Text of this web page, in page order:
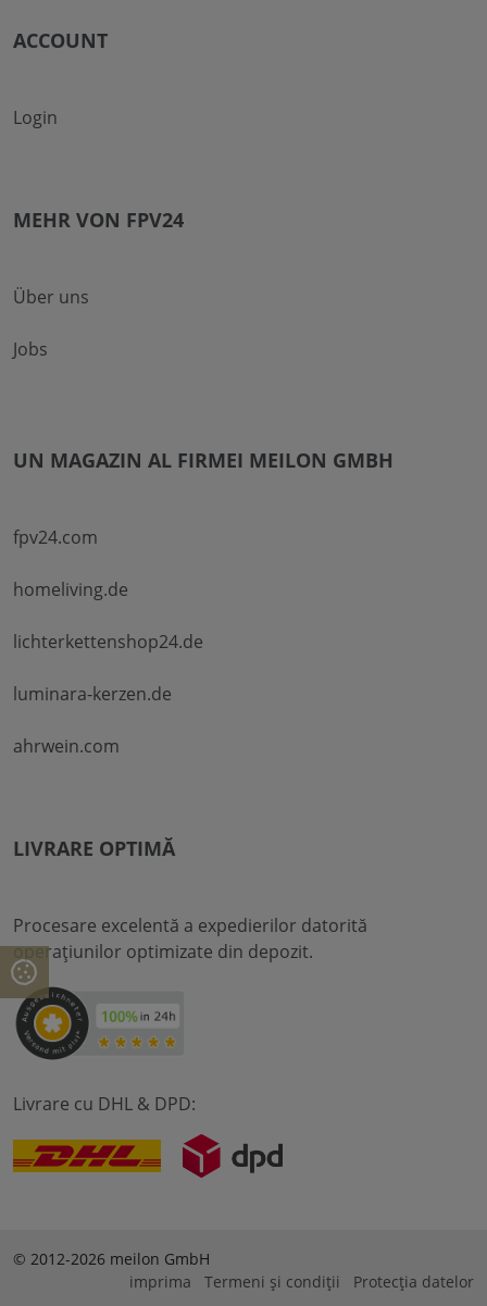
ACCOUNT
Login
MEHR VON FPV24
Über uns
Jobs
UN MAGAZIN AL FIRMEI MEILON GMBH
fpv24.com
homeliving.de
lichterkettenshop24.de
luminara-kerzen.de
ahrwein.com
LIVRARE OPTIMĂ
Procesare excelentă a expedierilor datorită
operațiunilor optimizate din depozit.
Livrare cu DHL & DPD:
© 2012-2026 meilon GmbH
imprima
Termeni și condiții Protecția datelor